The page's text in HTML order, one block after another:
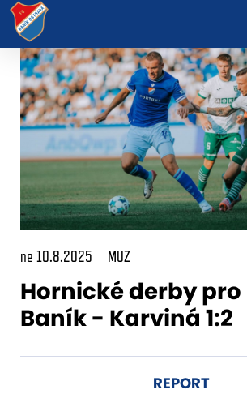
ne 10.8.2025 MUZ
Hornické derby
Baník - Karviná 1:2
REPORT